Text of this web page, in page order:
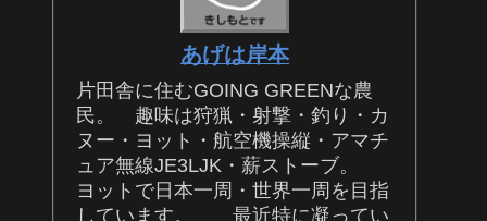
あげは岸本
片田舎に住むGOING GREENな農
民。 趣味は狩猟・射撃・釣り・カ
ヌー・ヨット・航空機操縦・アマチ
ュア無線JE3LJK・薪ストーブ。
ヨットで日本一周・世界一周を目指
しています。 最近特に凝ってい